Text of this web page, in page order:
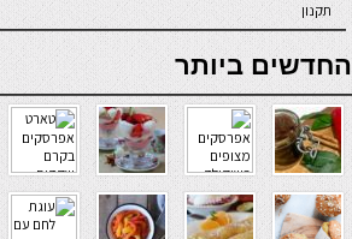
תקנון
online casino
החדשים ביותר